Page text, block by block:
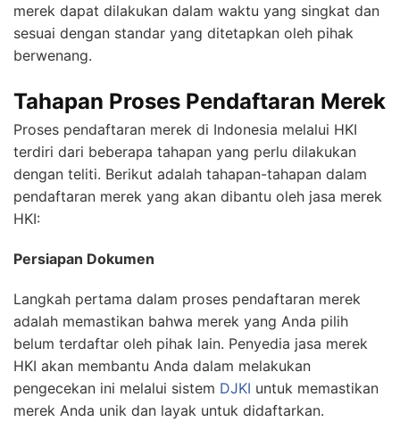
merek dapat dilakukan dalam waktu yang singkat dan
sesuai dengan standar yang ditetapkan oleh pihak
berwenang.
Tahapan Proses Pendaftaran Merek
Proses pendaftaran merek di Indonesia melalui HKI
terdiri dari beberapa tahapan yang perlu dilakukan
dengan teliti. Berikut adalah tahapan-tahapan dalam
pendaftaran merek yang akan dibantu oleh jasa merek
HKI:
Persiapan Dokumen
Langkah pertama dalam proses pendaftaran merek
adalah memastikan bahwa merek yang Anda pilih
belum terdaftar oleh pihak lain. Penyedia jasa merek
HKI akan membantu Anda dalam melakukan
pengecekan ini melalui sistem DJKI untuk memastikan
merek Anda unik dan layak untuk didaftarkan.